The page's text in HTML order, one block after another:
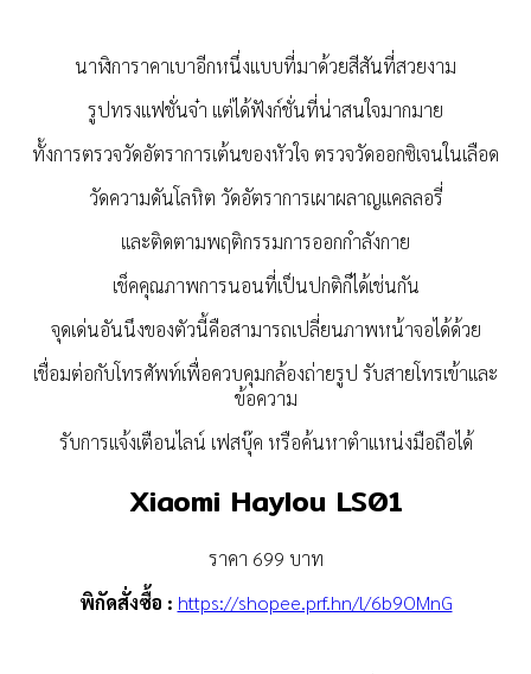
นาฬิการาคาเบาอีกหนึ่งแบบที่มาด้วยสีสันที่สวยงาม
รูปทรงแฟชั่นจ๋า แต่ได้ฟังก์ชั่นที่น่าสนใจมากมาย
ทั้งการตรวจวัดอัตราการเต้นของหัวใจ ตรวจวัดออกซิเจนในเลือด
วัดความดันโลหิต วัดอัตราการเผาผลาญแคลลอรี่
และติดตามพฤติกรรมการออกกำลังกาย
เช็คคุณภาพการนอนที่เป็นปกติก็ได้เช่นกัน
จุดเด่นอันนึงของตัวนี้คือสามารถเปลี่ยนภาพหน้าจอได้ด้วย
เชื่อมต่อกับโทรศัพท์เพื่อควบคุมกล้องถ่ายรูป รับสายโทรเข้าและ
ข้อความ
รับการแจ้งเตือนไลน์ เฟสบุ๊ค หรือค้นหาตำแหน่งมือถือได้
Xiaomi Haylou LS01
ราคา 699 บาท
พิกัดสั่งซื้อ : https://shopee.prf.hn/l/6b9OMnG